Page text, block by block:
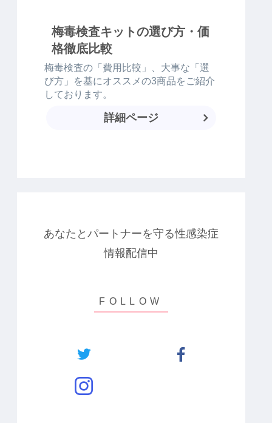
梅毒検査キットの選び方・価
格徹底比較
梅毒検査の「費用比較」、大事な「選
び方」を基にオススメの3商品をご紹介
しております。
詳細ページ
あなたとパートナーを守る性感染症
情報配信中